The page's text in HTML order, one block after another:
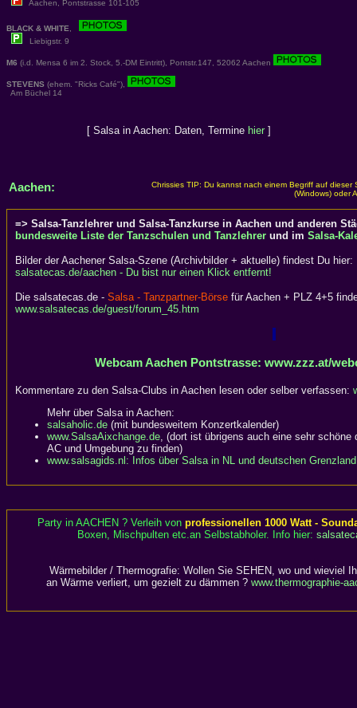
Aachen, Pontstrasse 101-105
BLACK & WHITE
Liebigstr. 9
M6 (i.d. Mensa 6 im 2. Stock, 5.-DM Eintritt), Pontstr.147, 52062 Aachen
STEVENS (ehem. "Ricks Café"),
Am Büchel 14
[ Salsa in Aachen: Daten, Termine hier]
Aachen:
Chrissies TIP: Du kannst nach einem Begriff auf dieser
(Windows) oder
=> Salsa-Tanzlehrer und Salsa-Tanzkurse in Aachen und anderen
bundesweite Liste der Tanzschulen und Tanzlehrer und im Salsa-
Bilder der Aachener Salsa-Szene (Archivbilder + aktuelle) findest Du hier:
salsatecas.de/aachen - Du bist nur einen Klick entfernt!
Die salsatecas.de - Salsa - Tanzpartner-Börse für Aachen + PLZ 4+5
www.salsatecas.de/guest/forum_45.htm
Webcam Aachen Pontstrasse: www.zzz.at/
Kommentare zu den Salsa-Clubs in Aachen lesen oder selber verfassen:
Mehr über Salsa in Aachen:
salsaholic.de (mit bundesweitem Konzertkalender)
www.SalsaAixchange.de, (dort ist übrigens auch eine sehr
AC und Umgebung zu finden)
www.salsagids.nl: Infos über Salsa in NL und deutschen Grenzland
Party in AACHEN ? Verleih von professionellen 1000 Watt -
Boxen, Mischpulten etc.an Selbstabholer. Info hier:
Wärmebilder / Thermografie: Wollen Sie SEHEN, wo und wieviel
an Wärme verliert, um gezielt zu dämmen ? www.thermographie-